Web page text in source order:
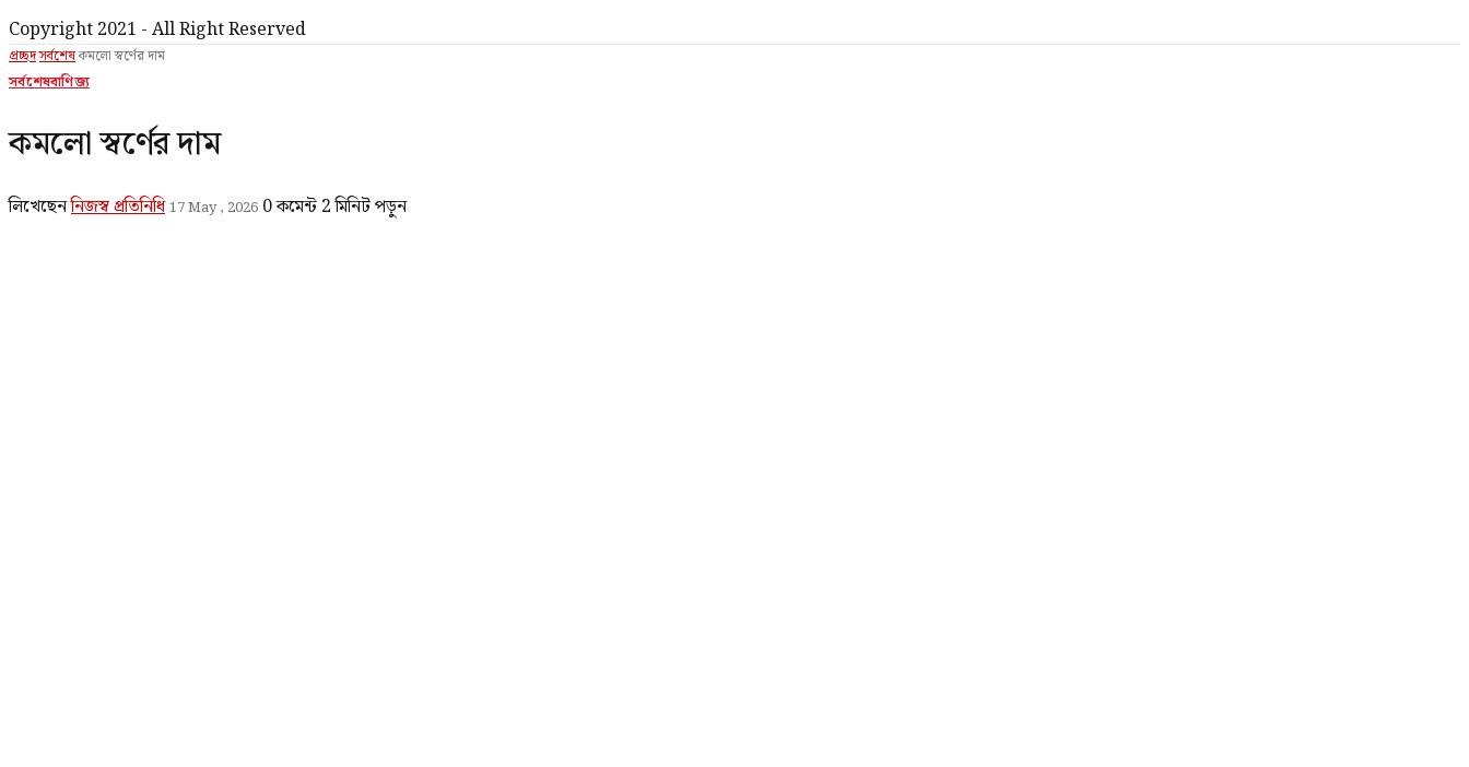
Copyright 2021 - All Right Reserved
প্রচ্ছদসর্বশেষকমলো স্বর্ণের দাম
সর্বশেষবাণিজ্য
কমলো স্বর্ণের দাম
লিখেছেননিজস্ব প্রতিনিধি17 May , 2026 0 কমেন্ট 2 মিনিট পড়ুন